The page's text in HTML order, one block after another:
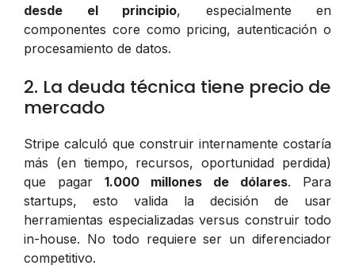
desde el principio, especialmente en
componentes core como pricing, autenticación o
procesamiento de datos.
2. La deuda técnica tiene precio de
mercado
Stripe calculó que construir internamente costaría
más (en tiempo, recursos, oportunidad perdida)
que pagar 1.000 millones de dólares. Para
startups, esto valida la decisión de usar
herramientas especializadas versus construir todo
in-house. No todo requiere ser un diferenciador
competitivo.